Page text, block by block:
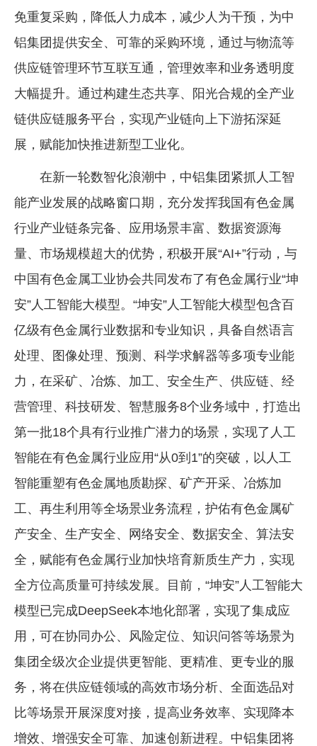
免重复采购，降低人力成本，减少人为干预，为中
铝集团提供安全、可靠的采购环境，通过与物流等
供应链管理环节互联互通，管理效率和业务透明度
大幅提升。通过构建生态共享、阳光合规的全产业
链供应链服务平台，实现产业链向上下游拓深延
展，赋能加快推进新型工业化。
在新一轮数智化浪潮中，中铝集团紧抓人工智
能产业发展的战略窗口期，充分发挥我国有色金属
行业产业链条完备、应用场景丰富、数据资源海
量、市场规模超大的优势，积极开展“AI+”行动，与
中国有色金属工业协会共同发布了有色金属行业“坤
安”人工智能大模型。“坤安”人工智能大模型包含百
亿级有色金属行业数据和专业知识，具备自然语言
处理、图像处理、预测、科学求解器等多项专业能
力，在采矿、冶炼、加工、安全生产、供应链、经
营管理、科技研发、智慧服务8个业务域中，打造出
第一批18个具有行业推广潜力的场景，实现了人工
智能在有色金属行业应用“从0到1”的突破，以人工
智能重塑有色金属地质勘探、矿产开采、冶炼加
工、再生利用等全场景业务流程，护佑有色金属矿
产安全、生产安全、网络安全、数据安全、算法安
全，赋能有色金属行业加快培育新质生产力，实现
全方位高质量可持续发展。目前，“坤安”人工智能大
模型已完成DeepSeek本地化部署，实现了集成应
用，可在协同办公、风险定位、知识问答等场景为
集团全级次企业提供更智能、更精准、更专业的服
务，将在供应链领域的高效市场分析、全面选品对
比等场景开展深度对接，提高业务效率、实现降本
增效、增强安全可靠、加速创新进程。中铝集团将